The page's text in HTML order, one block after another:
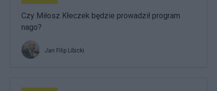
Czy Miłosz Kłeczek będzie prowadził program
nago?
Jan Filip Libicki